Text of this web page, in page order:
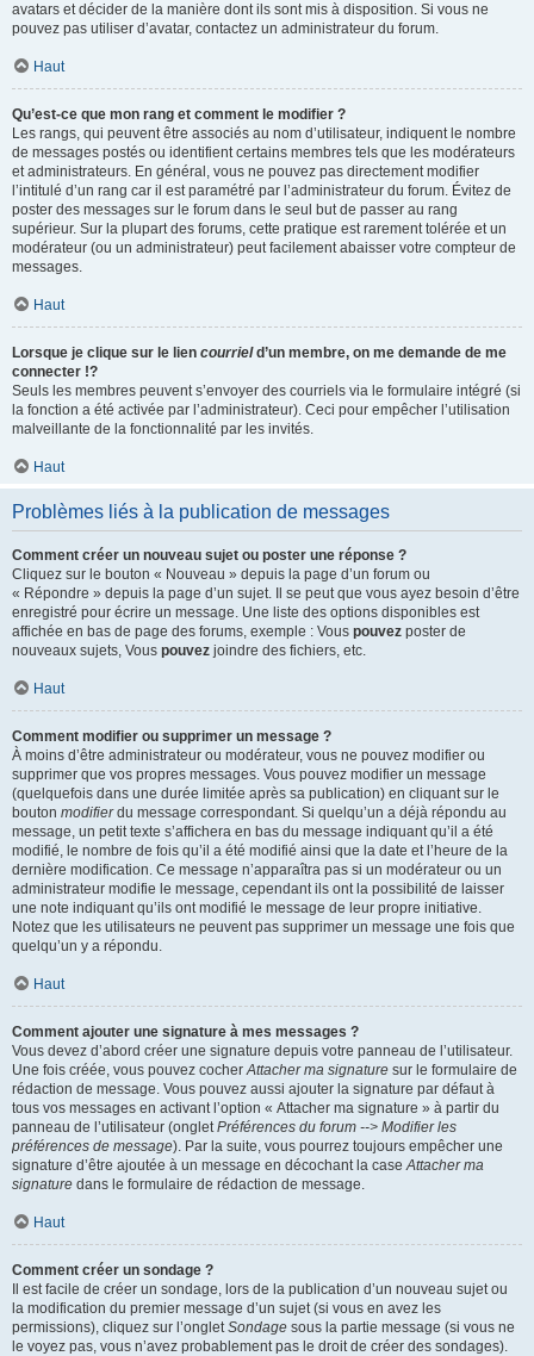
avatars et décider de la manière dont ils sont mis à disposition. Si vous ne
pouvez pas utiliser d’avatar, contactez un administrateur du forum.
Haut
Qu’est-ce que mon rang et comment le modifier ?
Les rangs, qui peuvent être associés au nom d’utilisateur, indiquent le nombre
de messages postés ou identifient certains membres tels que les modérateurs
et administrateurs. En général, vous ne pouvez pas directement modifier
l’intitulé d’un rang car il est paramétré par l’administrateur du forum. Évitez de
poster des messages sur le forum dans le seul but de passer au rang
supérieur. Sur la plupart des forums, cette pratique est rarement tolérée et un
modérateur (ou un administrateur) peut facilement abaisser votre compteur de
messages.
Haut
Lorsque je clique sur le lien courrield’un membre, on me demande de me
connecter !?
Seuls les membres peuvent s’envoyer des courriels via le formulaire intégré (si
la fonction a été activée par l’administrateur). Ceci pour empêcher l’utilisation
malveillante de la fonctionnalité par les invités.
Haut
Problèmes liés à la publication de messages
Comment créer un nouveau sujet ou poster une réponse ?
Cliquez sur le bouton « Nouveau » depuis la page d’un forum ou
« Répondre » depuis la page d’un sujet. Il se peut que vous ayez besoin d’être
enregistré pour écrire un message. Une liste des options disponibles est
affichée en bas de page des forums, exemple : Vous pouvez poster de
nouveaux sujets, Vous pouvez joindre des fichiers, etc.
Haut
Comment modifier ou supprimer un message ?
À moins d’être administrateur ou modérateur, vous ne pouvez modifier ou
supprimer que vos propres messages. Vous pouvez modifier un message
(quelquefois dans une durée limitée après sa publication) en cliquant sur le
bouton modifierdu message correspondant. Si quelqu’un a déjà répondu au
message, un petit texte s’affichera en bas du message indiquant qu’il a été
modifié, le nombre de fois qu’il a été modifié ainsi que la date et l’heure de la
dernière modification. Ce message n’apparaîtra pas si un modérateur ou un
administrateur modifie le message, cependant ils ont la possibilité de laisser
une note indiquant qu’ils ont modifié le message de leur propre initiative.
Notez que les utilisateurs ne peuvent pas supprimer un message une fois que
quelqu’un y a répondu.
Haut
Comment ajouter une signature à mes messages ?
Vous devez d’abord créer une signature depuis votre panneau de l’utilisateur.
Une fois créée, vous pouvez cocherAttacher ma signature sur le formulaire de
rédaction de message. Vous pouvez aussi ajouter la signature par défaut à
tous vos messages en activant l’option « Attacher ma signature » à partir du
panneau de l’utilisateur (ongletPréférences du forum --> Modifier les
préférences de message). Par la suite, vous pourrez toujours empêcher une
signature d’être ajoutée à un message en décochant la caseAttacher ma
signature dans le formulaire de rédaction de message.
Haut
Comment créer un sondage ?
Il est facile de créer un sondage, lors de la publication d’un nouveau sujet ou
la modification du premier message d’un sujet (si vous en avez les
permissions), cliquez sur l’ongletSondage sous la partie message (si vous ne
le voyez pas, vous n’avez probablement pas le droit de créer des sondages).